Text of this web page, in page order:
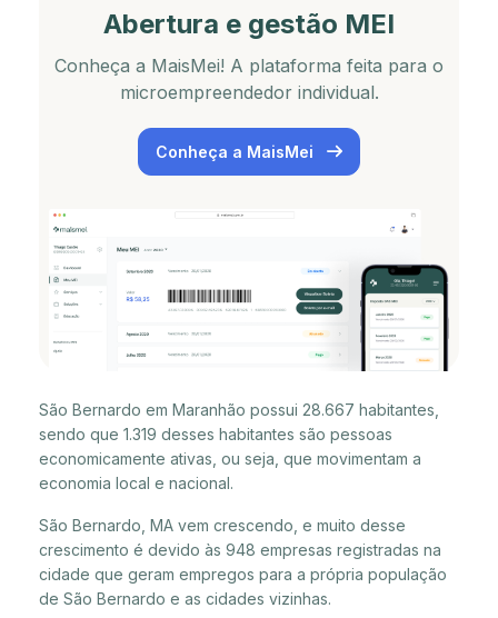
Abertura e gestão MEI
Conheça a MaisMei! A plataforma feita para o
microempreendedor individual.
Conheça a MaisMei
São Bernardo em Maranhão possui 28.667 habitantes,
sendo que 1.319 desses habitantes são pessoas
economicamente ativas, ou seja, que movimentam a
economia local e nacional.
São Bernardo, MA vem crescendo, e muito desse
crescimento é devido às 948 empresas registradas na
cidade que geram empregos para a própria população
de São Bernardo e as cidades vizinhas.